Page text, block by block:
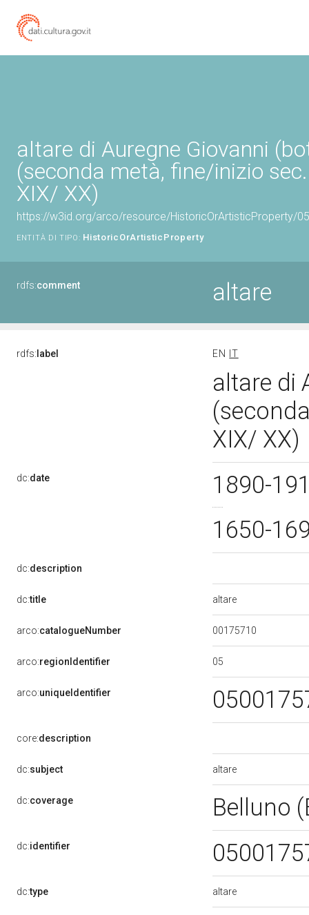
altare di Auregne Giovanni
(seconda metà, fine/inizio
XIX/ XX)
https://w3id.org/arco/resource/HistoricOrArtisticProperty/
ENTITÀ DI TIPO: HistoricOrArtisticProperty
rdfs:comment altare
rdfs: label EN IT
altare di
XIX/ XX)
dc:date
1890-
1650-
dc:description
dc:title altare
arco:catalogueNumber 00175710
arco:regionIdentifier 05
arco:uniqueIdentifier
core:description
dc:subject altare
dc:coverage Belluno
dc:identifier
dc:type altare